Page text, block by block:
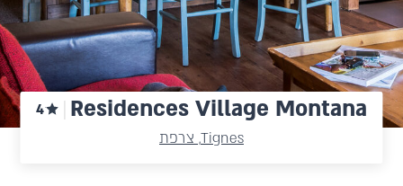
Residences Village Montana
4
Tignes, צרפת